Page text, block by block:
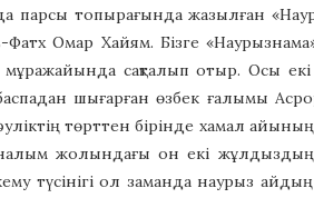
парсы топырағында жазылған
Фатх Омар Хайям. Бізге
сақталып отыр. Осы екі
шығарған өзбек ғалымы
төрттен бірінде хамал
жолындағы он екі жұлдыздың
түсінігі ол заманда наурыз айдың